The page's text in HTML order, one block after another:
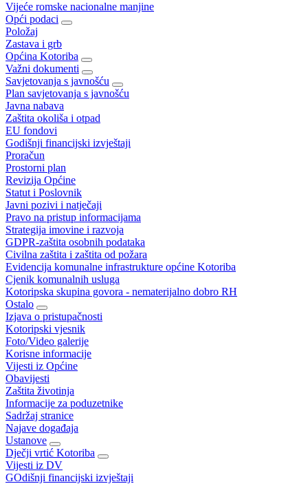
Vijeće romske nacionalne manjine
Opći podaci
Položaj
Zastava i grb
Općina Kotoriba
Važni dokumenti
Savjetovanja s javnošću
Plan savjetovanja s javnošću
Javna nabava
Zaštita okoliša i otpad
EU fondovi
Godišnji financijski izvještaji
Proračun
Prostorni plan
Revizija Općine
Statut i Poslovnik
Javni pozivi i natječaji
Pravo na pristup informacijama
Strategija imovine i razvoja
GDPR-zaštita osobnih podataka
Civilna zaštita i zaštita od požara
Evidencija komunalne infrastrukture općine Kotoriba
Cjenik komunalnih usluga
Kotoripska skupina govora - nematerijalno dobro RH
Ostalo
Izjava o pristupačnosti
Kotoripski vjesnik
Foto/Video galerije
Korisne informacije
Vijesti iz Općine
Obavijesti
Zaštita životinja
Informacije za poduzetnike
Sadržaj stranice
Najave događaja
Ustanove
Dječji vrtić Kotoriba
Vijesti iz DV
GOdišnji financijski izvještaji